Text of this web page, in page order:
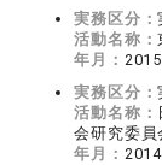
実務区分：
活動名称：
年月：
実務区分：
活動名称：
会研究委員
年月：